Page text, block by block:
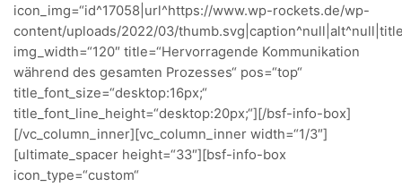
icon_img=“id^17058|url^https://www.wp-rockets.de/wp-
content/uploads/2022/03/
img_width=“120″ title=“Hervorragende Kommunikation
während des gesamten Prozesses“ pos=“top“
title_font_size=“desktop:16px;“
title_font_line_height=“desktop:20px;“][/bsf-info-box]
[/vc_column_inner][vc_column_inner width=“1/3″]
[ultimate_spacer height=“33″][bsf-info-box
icon_type=“custom“